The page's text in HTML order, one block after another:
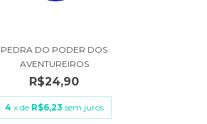
PEDRA DO PODER DOS
AVENTUREIROS
R$24,90
4 x de R$6,23 sem juros